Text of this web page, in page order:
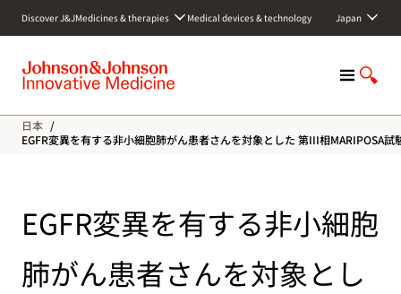
c
Discover J&JMedicines & therapies Medical devices & technology Japan
M
n
u
S
o
w
r
c
日本 /
EGFR変異を有する非小細胞肺がん患者さんを対象とした 第III相MARIPOSA
EGFR変異を有する非小細胞
肺がん患者さんを対象とし